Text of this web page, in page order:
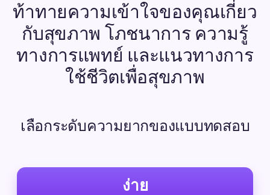
ท้าทายความเข้าใจของคุณเกี่ยว
กับสุขภาพ โภชนาการ ความรู้
ทางการแพทย์ และแนวทางการ
ใช้ชีวิตเพื่อสุขภาพ
เลือกระดับความยากของแบบทดสอบ
ง่าย